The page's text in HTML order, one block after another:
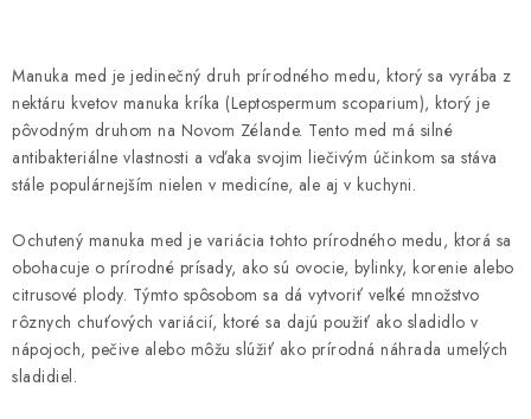
v
l
á
d
a
i
e
p
r
v
Manuka med je jedinečný druh prírodného medu, ktorý sa vyrába z
nektáru kvetov manuka kríka (Leptospermum scoparium), ktorý je
pôvodným druhom na Novom Zélande. Tento med má silné
antibakteriálne vlastnosti a vďaka svojim liečivým účinkom sa stáva
stále populárnejším nielen v medicíne, ale aj v kuchyni.
Ochutený manuka med je variácia tohto prírodného medu, ktorá sa
obohacuje o prírodné prísady, ako sú ovocie, bylinky, korenie alebo
citrusové plody. Týmto spôsobom sa dá vytvoriť veľké množstvo
rôznych chuťových variácií, ktoré sa dajú použiť ako sladidlo v
nápojoch, pečive alebo môžu slúžiť ako prírodná náhrada umelých
sladidiel.